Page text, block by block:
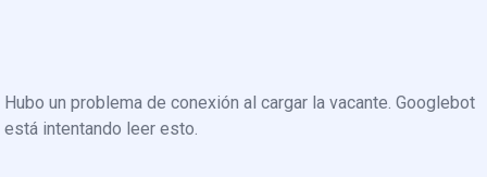
Hubo un problema de conexión al cargar la vacante. Googlebot
está intentando leer esto.